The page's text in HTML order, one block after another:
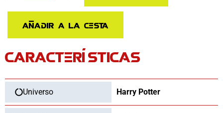
cantidadAñadir a la cesta
CARACTERÍSTICAS
Universo Harry Potter